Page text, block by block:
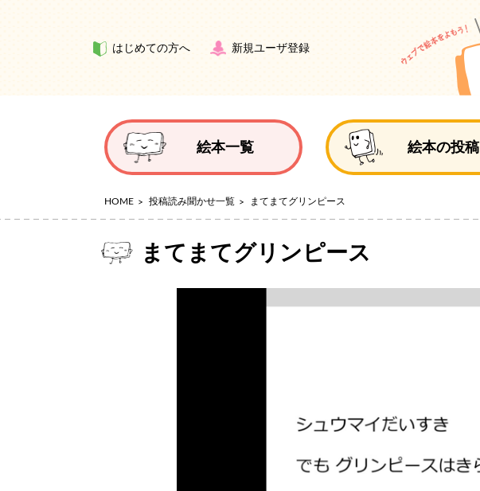
はじめての方へ 新規ユーザ登録
絵本一覧 絵本の投稿
HOME 投稿読み聞かせ一覧 まてまてグリンピース
まてまてグリンピース